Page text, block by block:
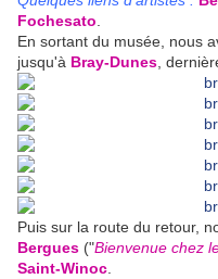
Fochesato
En sortant du musée, nous
jusqu'à Bray-Dunes ,
Puis sur la route du retour,
Bergues ("Bienvenue chez
Saint-Winoc